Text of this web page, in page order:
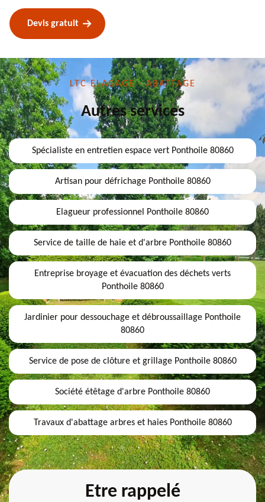
Devis gratuit
LTC ELAGAGE - ABATTAGE
Autres services
Spécialiste en entretien espace vert Ponthoile 80860
Artisan pour défrichage Ponthoile 80860
Elagueur professionnel Ponthoile 80860
Service de taille de haie et d'arbre Ponthoile 80860
Entreprise broyage et évacuation des déchets verts
Ponthoile 80860
Jardinier pour dessouchage et débroussaillage Ponthoile
80860
Service de pose de clôture et grillage Ponthoile 80860
Société étêtage d'arbre Ponthoile 80860
Travaux d'abattage arbres et haies Ponthoile 80860
Etre rappelé